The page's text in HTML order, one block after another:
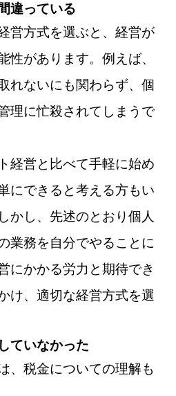
違っている
営方式を選ぶと、経営が
性があります。例えば、
れないにも関わらず、個
理に忙殺されてしまうで
経営と比べて手軽に始め
にできると考える方もい
かし、先述のとおり個人
業務を自分でやることに
にかかる労力と期待でき
け、適切な経営方式を選
ていなかった
、税金についての理解も